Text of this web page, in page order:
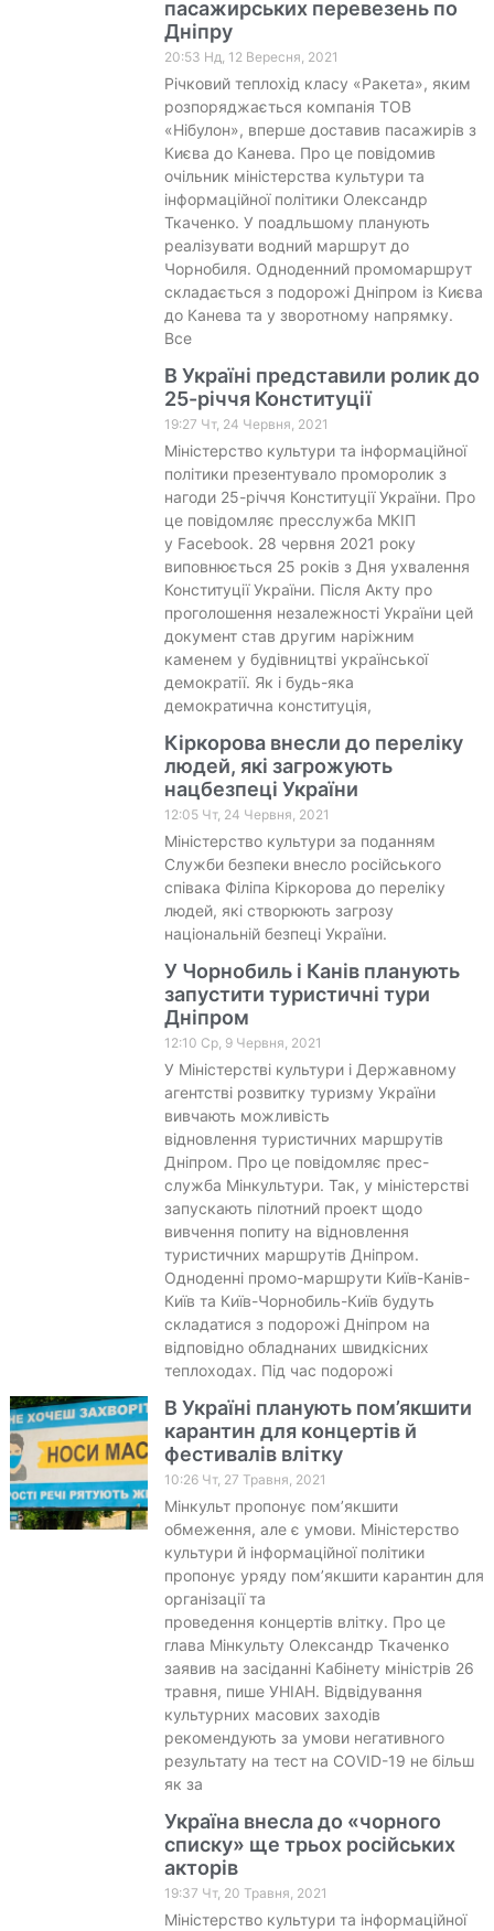
пасажирських перевезень по
Дніпру
20:53 Нд, 12 Вересня, 2021
Річковий теплохід класу «Ракета», яким
розпоряджається компанія ТОВ
«Нібулон», вперше доставив пасажирів з
Києва до Канева. Про це повідомив
очільник міністерства культури та
інформаційної політики Олександр
Ткаченко. У поадльшому планують
реалізувати водний маршрут до
Чорнобиля. Одноденний промомаршрут
складається з подорожі Дніпром із Києва
до Канева та у зворотному напрямку.
Все
В Україні представили ролик до
25-річчя Конституції
19:27 Чт, 24 Червня, 2021
Міністерство культури та інформаційної
політики презентувало проморолик з
нагоди 25-річчя Конституції України. Про
це повідомляє пресслужба МКІП
у Facebook. 28 червня 2021 року
виповнюється 25 років з Дня ухвалення
Конституції України. Після Акту про
проголошення незалежності України цей
документ став другим наріжним
каменем у будівництві української
демократії. Як і будь-яка
демократична конституція,
Кіркорова внесли до переліку
людей, які загрожують
нацбезпеці України
12:05 Чт, 24 Червня, 2021
Міністерство культури за поданням
Служби безпеки внесло російського
співака Філіпа Кіркорова до переліку
людей, які створюють загрозу
національній безпеці України.
У Чорнобиль і Канів планують
запустити туристичні тури
Дніпром
12:10 Ср, 9 Червня, 2021
У Міністерстві культури і Державному
агентстві розвитку туризму України
вивчають можливість
відновлення туристичних маршрутів
Дніпром. Про це повідомляє прес-
служба Мінкультури. Так, у міністерстві
запускають пілотний проект щодо
вивчення попиту на відновлення
туристичних маршрутів Дніпром.
Одноденні промо-маршрути Київ-Канів-
Київ та Київ-Чорнобиль-Київ будуть
складатися з подорожі Дніпром на
відповідно обладнаних швидкісних
теплоходах. Під час подорожі
В Україні планують пом’якшити
карантин для концертів й
фестивалів влітку
10:26 Чт, 27 Травня, 2021
Мінкульт пропонує пом’якшити
обмеження, але є умови. Міністерство
культури й інформаційної політики
пропонує уряду пом’якшити карантин для
організації та
проведення концертів влітку. Про це
глава Мінкульту Олександр Ткаченко
заявив на засіданні Кабінету міністрів 26
травня, пише УНІАН. Відвідування
культурних масових заходів
рекомендують за умови негативного
результату на тест на COVID-19 не більш
як за
Україна внесла до «чорного
списку» ще трьох російських
акторів
19:37 Чт, 20 Травня, 2021
Міністерство культури та інформаційної